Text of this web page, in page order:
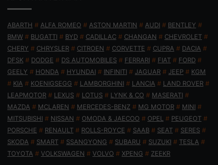
ABARTH # ALFA ROMEO # ASTON MARTIN # AUDI # BENTLEY #
BMW # BUGATTI # BYD # CADILLAC # CHANGAN # CHEVROLET #
CHERY # CHRYSLER # CITROEN # CORVETTE # CUPRA # DACIA #
DFSK # DODGE # DS AUTOMOBILES # FERRARI # FIAT # FORD #
GEELY # HONDA # HYUNDAI # INFINITI # JAGUAR # JEEP # KGM
# KIA # KOENIGSEGG # LAMBORGHINI # LANCIA # LAND ROVER #
LEAPMOTOR # LEXUS # LOTUS # LYNK & CO # MASERATI #
MAZDA # MCLAREN # MERCEDES-BENZ # MG MOTOR # MINI #
MITSUBISHI # NISSAN # OMODA & JAECOO # OPEL # PEUGEOT #
PORSCHE # RENAULT # ROLLS-ROYCE # SAAB # SEAT # SERES #
SKODA # SMART # SSANGYONG # SUBARU # SUZUKI # TESLA #
TOYOTA # VOLKSWAGEN # VOLVO # XPENG # ZEEKR